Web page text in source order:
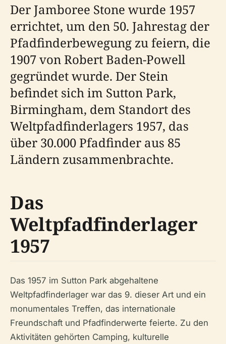
Der Jamboree Stone wurde 1957
errichtet, um den 50. Jahrestag der
Pfadfinderbewegung zu feiern, die
1907 von Robert Baden-Powell
gegründet wurde. Der Stein
befindet sich im Sutton Park,
Birmingham, dem Standort des
Weltpfadfinderlagers 1957, das
über 30.000 Pfadfinder aus 85
Ländern zusammenbrachte.
Das
Weltpfadfinderlager
1957
Das 1957 im Sutton Park abgehaltene
Weltpfadfinderlager war das 9. dieser Art und ein
monumentales Treffen, das internationale
Freundschaft und Pfadfinderwerte feierte. Zu den
Aktivitäten gehörten Camping, kulturelle